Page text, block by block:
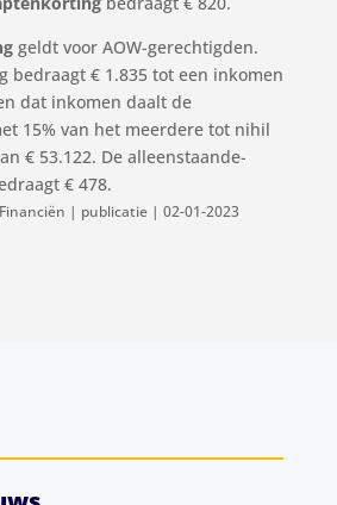
geldt voor AOW-gerechtigden.
bedraagt € 1.835 tot een inkomen
dat inkomen daalt de
15% van het meerdere tot nihil
€ 53.122. De alleenstaande-
€ 478.
| publicatie | 02-01-2023